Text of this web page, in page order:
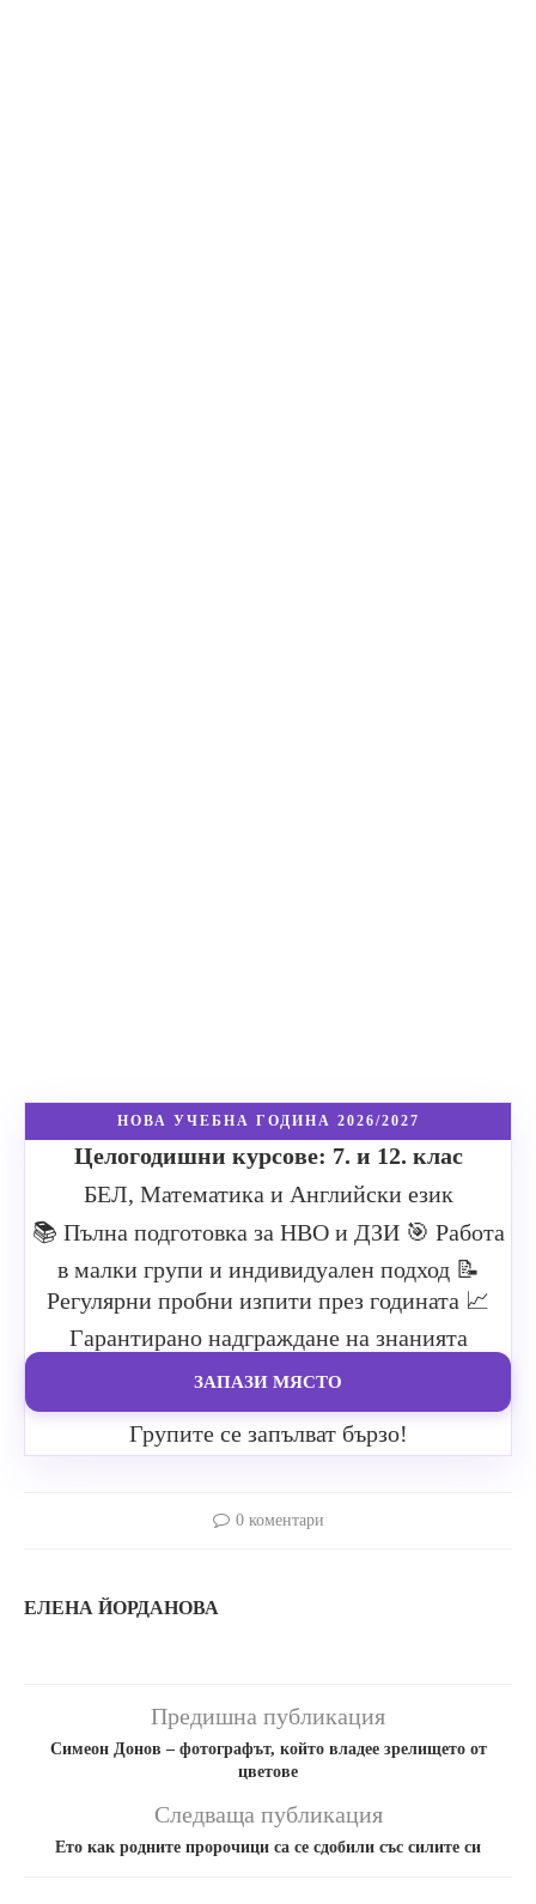
НОВА УЧЕБНА ГОДИНА 2026/2027
Целогодишни курсове: 7. и 12. клас
БЕЛ, Математика и Английски език
📚 Пълна подготовка за НВО и ДЗИ 🎯 Работа
в малки групи и индивидуален подход 📝
Регулярни пробни изпити през годината 📈
Гарантирано надграждане на знанията
ЗАПАЗИ МЯСТО
Групите се запълват бързо!
0 коментари
ЕЛЕНА ЙОРДАНОВА
Предишна публикация
Симеон Донов – фотографът, който владее зрелището от
цветове
Следваща публикация
Ето как родните пророчици са се сдобили със силите си